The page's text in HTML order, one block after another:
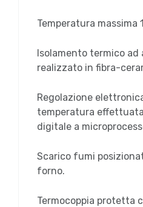
Temperatura massima
Isolamento termico ad
realizzato in fibra-
Regolazione
temperatura
digitale a
Scarico fumi
forno.
Termocoppia protetta